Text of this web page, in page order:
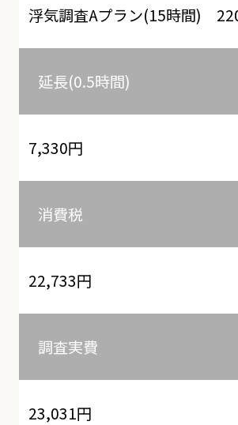
浮気調査Aプラン(15時間)
延長(0.5時間)
7,330円
消費税
22,733円
調査実費
23,031円